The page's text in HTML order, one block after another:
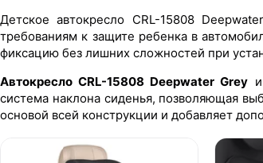
Детское автокресло CRL-15808
требованиям к защите ребенка в
фиксацию без лишних сложностей при
Автокресло CRL-15808 Deepwater Grey
система наклона сиденья, позволяющая
основой всей конструкции и добавляет